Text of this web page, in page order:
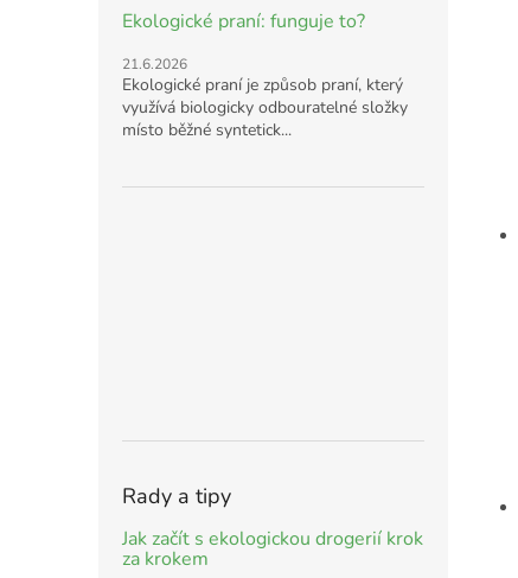
Ekologické praní: funguje to?
21.6.2026
Ekologické praní je způsob praní, který
využívá biologicky odbouratelné složky
místo běžné syntetick...
Rady a tipy
Jak začít s ekologickou drogerií krok
za krokem